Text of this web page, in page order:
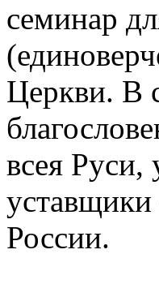
семинар
Церкви. В
всея Руси,
России.